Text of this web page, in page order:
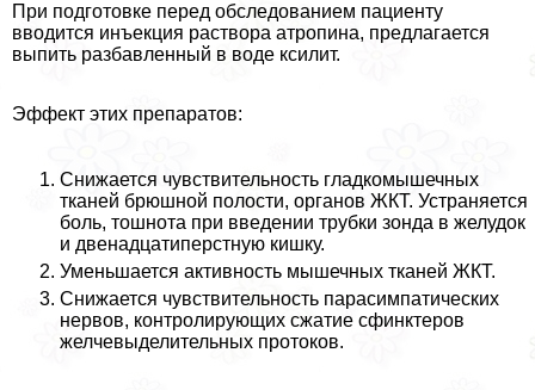
При подготовке перед обследованием пациенту
вводится инъекция раствора атропина, предлагается
выпить разбавленный в воде ксилит.
Эффект этих препаратов:
Снижается чувствительность гладкомышечных
тканей брюшной полости, органов ЖКТ. Устраняется
боль, тошнота при введении трубки зонда в желудок
и двенадцатиперстную кишку.
Уменьшается активность мышечных тканей ЖКТ.
Снижается чувствительность парасимпатических
нервов, контролирующих сжатие сфинктеров
желчевыделительных протоков.